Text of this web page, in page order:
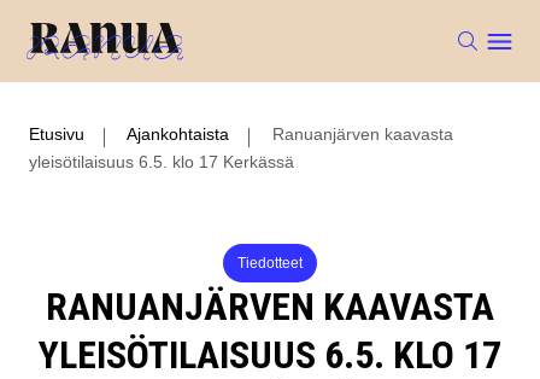
Etusivu Ajankohtaista
Ranuanjärven kaavasta
yleisötilaisuus 6.5. klo 17 Kerkässä
Tiedotteet
RANUANJÄRVEN KAAVASTA
YLEISÖTILAISUUS 6.5. KLO 17